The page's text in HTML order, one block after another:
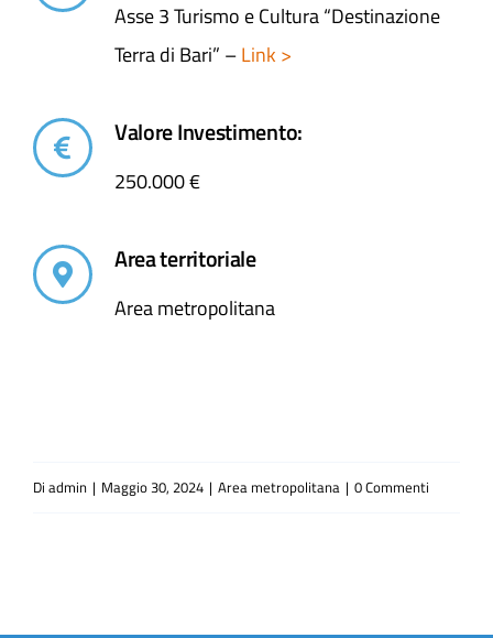
Asse 3 Turismo e Cultura “Destinazione
Terra di Bari” –Link >
Valore Investimento:
250.000 €
Area territoriale
Area metropolitana
Di admin | Maggio 30, 2024 | Area metropolitana | 0 Commenti